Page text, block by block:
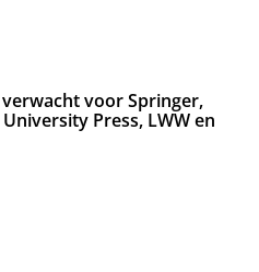
voor Springer,
Press, LWW en